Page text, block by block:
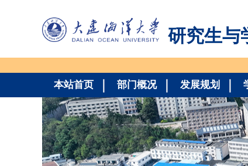
研究生与
本站首页 部门概况 发展规划